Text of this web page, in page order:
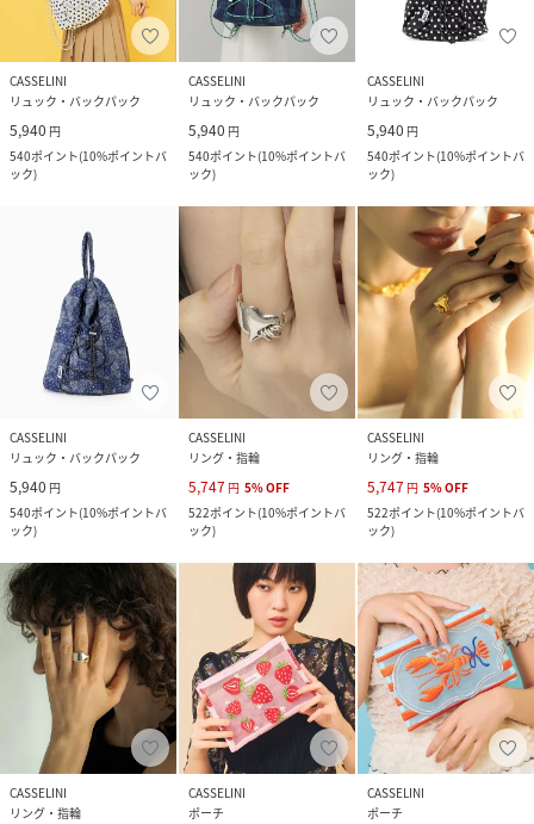
CASSELINI
リュック・バックパック
5,940 円
540ポイント(10%ポイントバ
ック)
CASSELINI
リュック・バックパック
5,940 円
540ポイント(10%ポイントバ
ック)
CASSELINI
リュック・バックパック
5,940 円
540ポイント(10%ポイントバ
ック)
CASSELINI
リュック・バックパック
5,940 円
540ポイント(10%ポイントバ
ック)
CASSELINI
リング・指輪
5,747 円 5%OFF
522ポイント(10%ポイントバ
ック)
CASSELINI
リング・指輪
5,747 円 5%OFF
522ポイント(10%ポイントバ
ック)
CASSELINI
リング・指輪
CASSELINI
ポーチ
CASSELINI
ポーチ